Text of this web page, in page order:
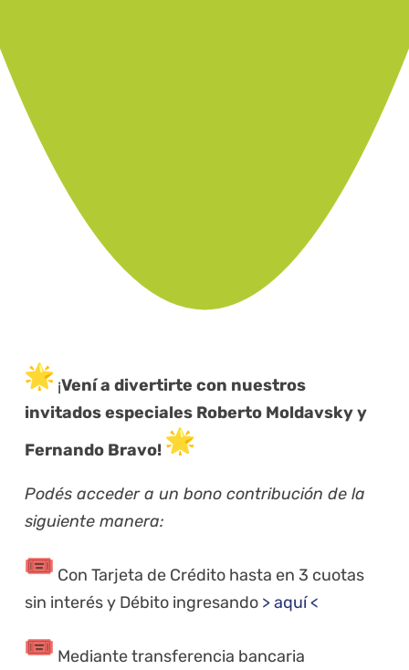
¡Vení a divertirte con nuestros
invitados especiales Roberto Moldavsky y
Fernando Bravo!
Podés acceder a un bono contribución de la
siguiente manera:
Con Tarjeta de Crédito hasta en 3 cuotas
sin interés y Débito ingresando > aquí <
Mediante transferencia bancaria